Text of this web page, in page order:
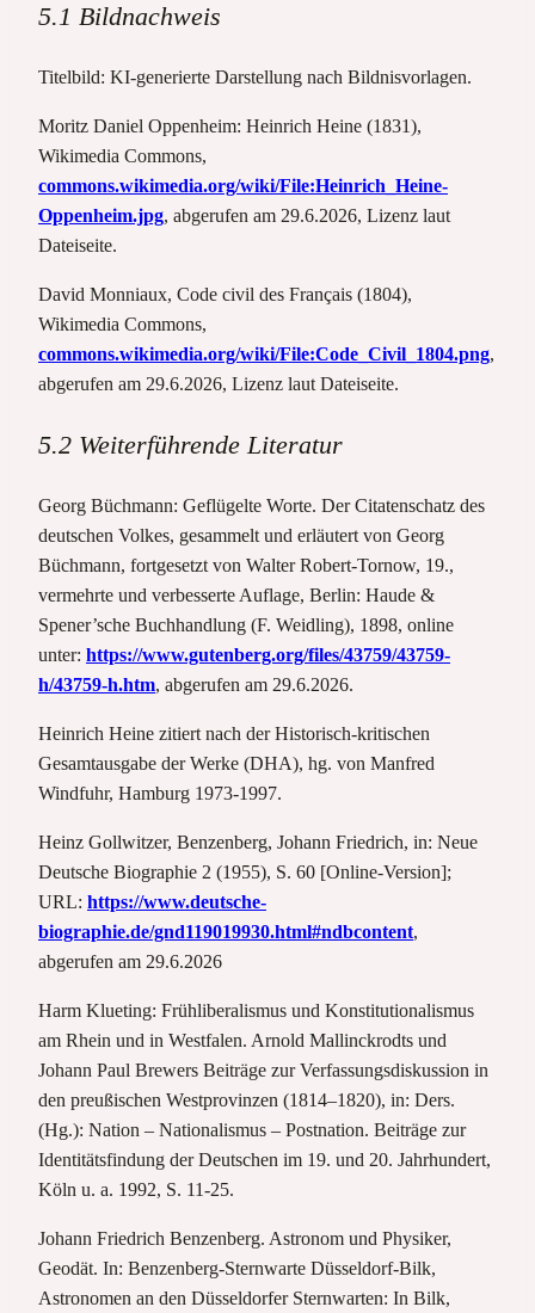
5.1 Bildnachweis
Titelbild: KI-generierte Darstellung nach Bildnisvorlagen.
Moritz Daniel Oppenheim: Heinrich Heine (1831),
Wikimedia Commons,
commons.wikimedia.org/wiki/File:Heinrich_Heine-
Oppenheim.jpg, abgerufen am 29.6.2026, Lizenz laut
Dateiseite.
David Monniaux, Code civil des Français (1804),
Wikimedia Commons,
commons.wikimedia.org/wiki/File:Code_Civil_1804.png,
abgerufen am 29.6.2026, Lizenz laut Dateiseite.
5.2 Weiterführende Literatur
Georg Büchmann: Geflügelte Worte. Der Citatenschatz des
deutschen Volkes, gesammelt und erläutert von Georg
Büchmann, fortgesetzt von Walter Robert-Tornow, 19.,
vermehrte und verbesserte Auflage, Berlin: Haude &
Spener’sche Buchhandlung (F. Weidling), 1898, online
unter: https://www.gutenberg.org/files/43759/43759-
h/43759-h.htm, abgerufen am 29.6.2026.
Heinrich Heine zitiert nach der Historisch-kritischen
Gesamtausgabe der Werke (DHA), hg. von Manfred
Windfuhr, Hamburg 1973-1997.
Heinz Gollwitzer, Benzenberg, Johann Friedrich, in: Neue
Deutsche Biographie 2 (1955), S. 60 [Online-Version];
URL: https://www.deutsche-
biographie.de/gnd119019930.html#ndbcontent,
abgerufen am 29.6.2026
Harm Klueting: Frühliberalismus und Konstitutionalismus
am Rhein und in Westfalen. Arnold Mallinckrodts und
Johann Paul Brewers Beiträge zur Verfassungsdiskussion in
den preußischen Westprovinzen (1814–1820), in: Ders.
(Hg.): Nation – Nationalismus – Postnation. Beiträge zur
Identitätsfindung der Deutschen im 19. und 20. Jahrhundert,
Köln u. a. 1992, S. 11-25.
Johann Friedrich Benzenberg. Astronom und Physiker,
Geodät. In: Benzenberg-Sternwarte Düsseldorf-Bilk,
Astronomen an den Düsseldorfer Sternwarten: In Bilk,